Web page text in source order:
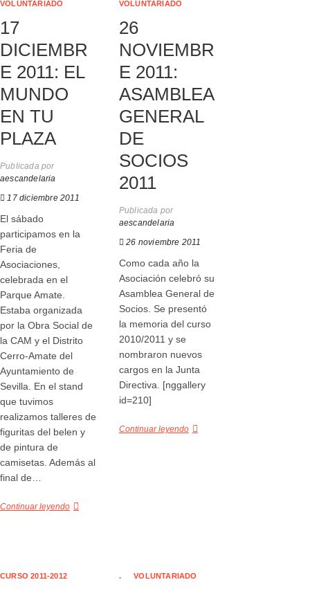
VOLUNTARIADO
17
DICIEMBR
E 2011: EL
MUNDO
EN TU
PLAZA
Publicada por
aescandelaria
17 diciembre 2011
El sábado
participamos en la
Feria de
Asociaciones,
celebrada en el
Parque Amate.
Estaba organizada
por la Obra Social de
la CAM y el Distrito
Cerro-Amate del
Ayuntamiento de
Sevilla. En el stand
que tuvimos
realizamos talleres de
figuritas del belen y
de pintura de
camisetas. Además al
final de…
Continuar leyendo
VOLUNTARIADO
26
NOVIEMBR
E 2011:
ASAMBLEA
GENERAL
DE
SOCIOS
2011
Publicada por
aescandelaria
26 noviembre 2011
Como cada año la
Asociación celebró su
Asamblea General de
Socios. Se presentó
la memoria del curso
2010/2011 y se
nombraron nuevos
cargos en la Junta
Directiva. [nggallery
id=210]
Continuar leyendo
CURSO 2011-2012 . VOLUNTARIADO